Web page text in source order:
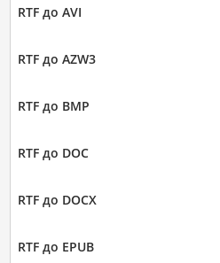
RTF до AVI
RTF до AZW3
RTF до BMP
RTF до DOC
RTF до DOCX
RTF до EPUB